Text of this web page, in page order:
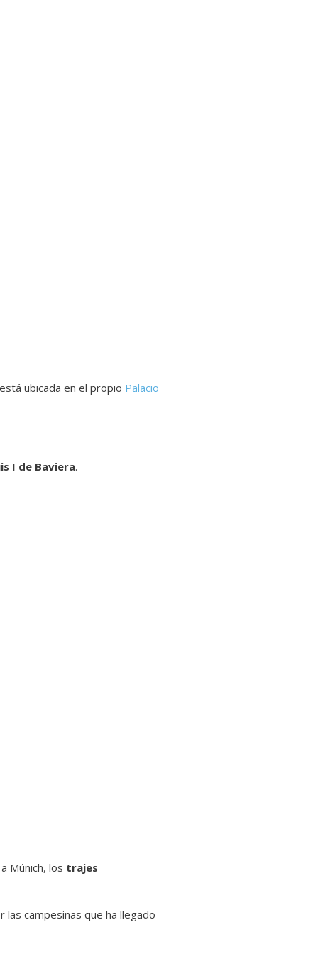
ubicada en el propio Palacio
I de Baviera.
Múnich, los trajes
campesinas que ha llegado